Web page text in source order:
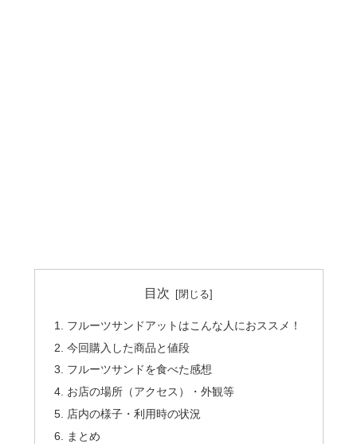
目次
フルーツサンドアットはこんな人におススメ！
今回購入した商品と値段
フルーツサンドを食べた感想
お店の場所（アクセス）・外観等
店内の様子・利用時の状況
まとめ